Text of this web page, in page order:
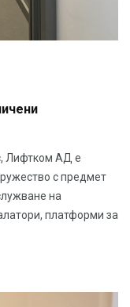
Лифтком АД е
с предмет
на
платформи за